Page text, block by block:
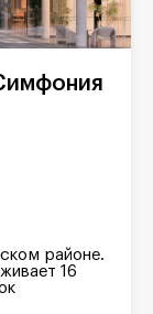
районе.
16